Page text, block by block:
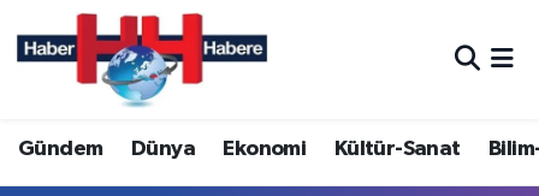
Gündem Dünya Ekonomi Kültür-Sanat
Hava Durumu
Trafik Durumu